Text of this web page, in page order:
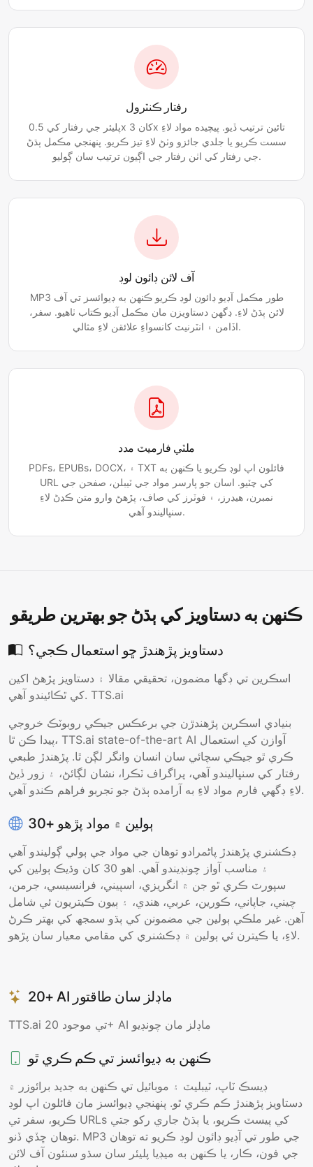
رفتار ڪنٽرول
پليئر جي رفتار کي 0.5x کان 3x تائين ترتيب ڏيو. پيچيده مواد لاءِ
سست ڪريو يا جلدي جائزو وٺڻ لاءِ تيز ڪريو. پنهنجي مڪمل ٻڌڻ
جي رفتار کي اٺن رفتار جي اڳيون ترتيب سان ڳوليو.
آف لائن ڊائون لوڊ
MP3 طور مڪمل آڊيو ڊائون لوڊ ڪريو ڪنهن به ڊيوائسز تي آف
لائن ٻڌڻ لاءِ. ڊگهن دستاويزن مان مڪمل آڊيو ڪتاب ٺاهيو. سفر،
اڏامن ۽ انٽرنيٽ کانسواءِ علائقن لاءِ مثالي.
ملٽي فارميٽ مدد
PDFs، EPUBs، DOCX، ۽ TXT فائلون اپ لوڊ ڪريو يا ڪنهن به
URL کي چٽيو. اسان جو پارسر مواد جي ٽيبلن، صفحن جي
نمبرن، هيڊرز، ۽ فوٽرز کي صاف، پڙهڻ وارو متن ڪڍڻ لاءِ
سنڀاليندو آهي.
ڪنهن به دستاويز کي ٻڌڻ جو بهترين طريقو
دستاويز پڙهندڙ ڇو استعمال ڪجي؟
اسڪرين تي ڊگها مضمون، تحقيقي مقالا ۽ دستاويز پڙهڻ اکين
کي ٿڪائيندو آهي. TTS.ai
بنيادي اسڪرين پڙهندڙن جي برعڪس جيڪي روبوٽڪ خروجي
پيدا ڪن ٿا، TTS.ai state-of-the-art AI آوازن کي استعمال
ڪري ٿو جيڪي سچائي سان انسان وانگر لڳن ٿا. پڙهندڙ طبعي
رفتار کي سنڀاليندو آهي، پراگراف ٽڪرا، نشان لڳائڻ، ۽ زور ڏيڻ
لاءِ ڊگهي فارم مواد لاءِ به آرامده ٻڌڻ جو تجربو فراهم ڪندو آهي.
30+ ٻولين ۾ مواد پڙهو
ڊڪشنري پڙهندڙ پاڻمرادو توھان جي مواد جي ٻولي ڳوليندو آھي
۽ مناسب آواز چونڊيندو آھي. اھو 30 کان وڌيڪ ٻولين کي
سپورٽ ڪري ٿو جن ۾ انگريزي، اسپيني، فرانسيسي، جرمن،
چيني، جاپاني، ڪورين، عربي، هندي، ۽ ٻيون ڪيتريون ئي شامل
آھن. غير ملڪي ٻولين جي مضمونن کي ٻڌو سمجھ کي بهتر ڪرڻ
لاءِ، يا ڪيترن ئي ٻولين ۾ ڊڪشنري کي مقامي معيار سان پڙهو.
20+ AI ماڊلز سان طاقتور
TTS.ai تي موجود 20+ AI ماڊلز مان چونڊيو
ڪنهن به ڊيوائسز تي ڪم ڪري ٿو
ڊيسڪ ٽاپ، ٽيبليٽ ۽ موبائيل تي ڪنهن به جديد برائوزر ۾
دستاويز پڙهندڙ ڪم ڪري ٿو. پنهنجي ڊيوائسز مان فائلون اپ لوڊ
ڪريو، سفر تي URLs کي پيسٽ ڪريو، يا ٻڌڻ جاري رکو جتي
توهان ڇڏي ڏنو. MP3 جي طور تي آڊيو ڊائون لوڊ ڪريو ته توهان
جي فون، ڪار، يا ڪنهن به ميڊيا پليئر سان سڌو سنئون آف لائن